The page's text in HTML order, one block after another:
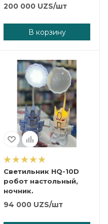
/шт
200 000 UZS/шт
В корзину
Светильник HQ-10D
робот настольный,
ночник.
94 000 UZS/шт